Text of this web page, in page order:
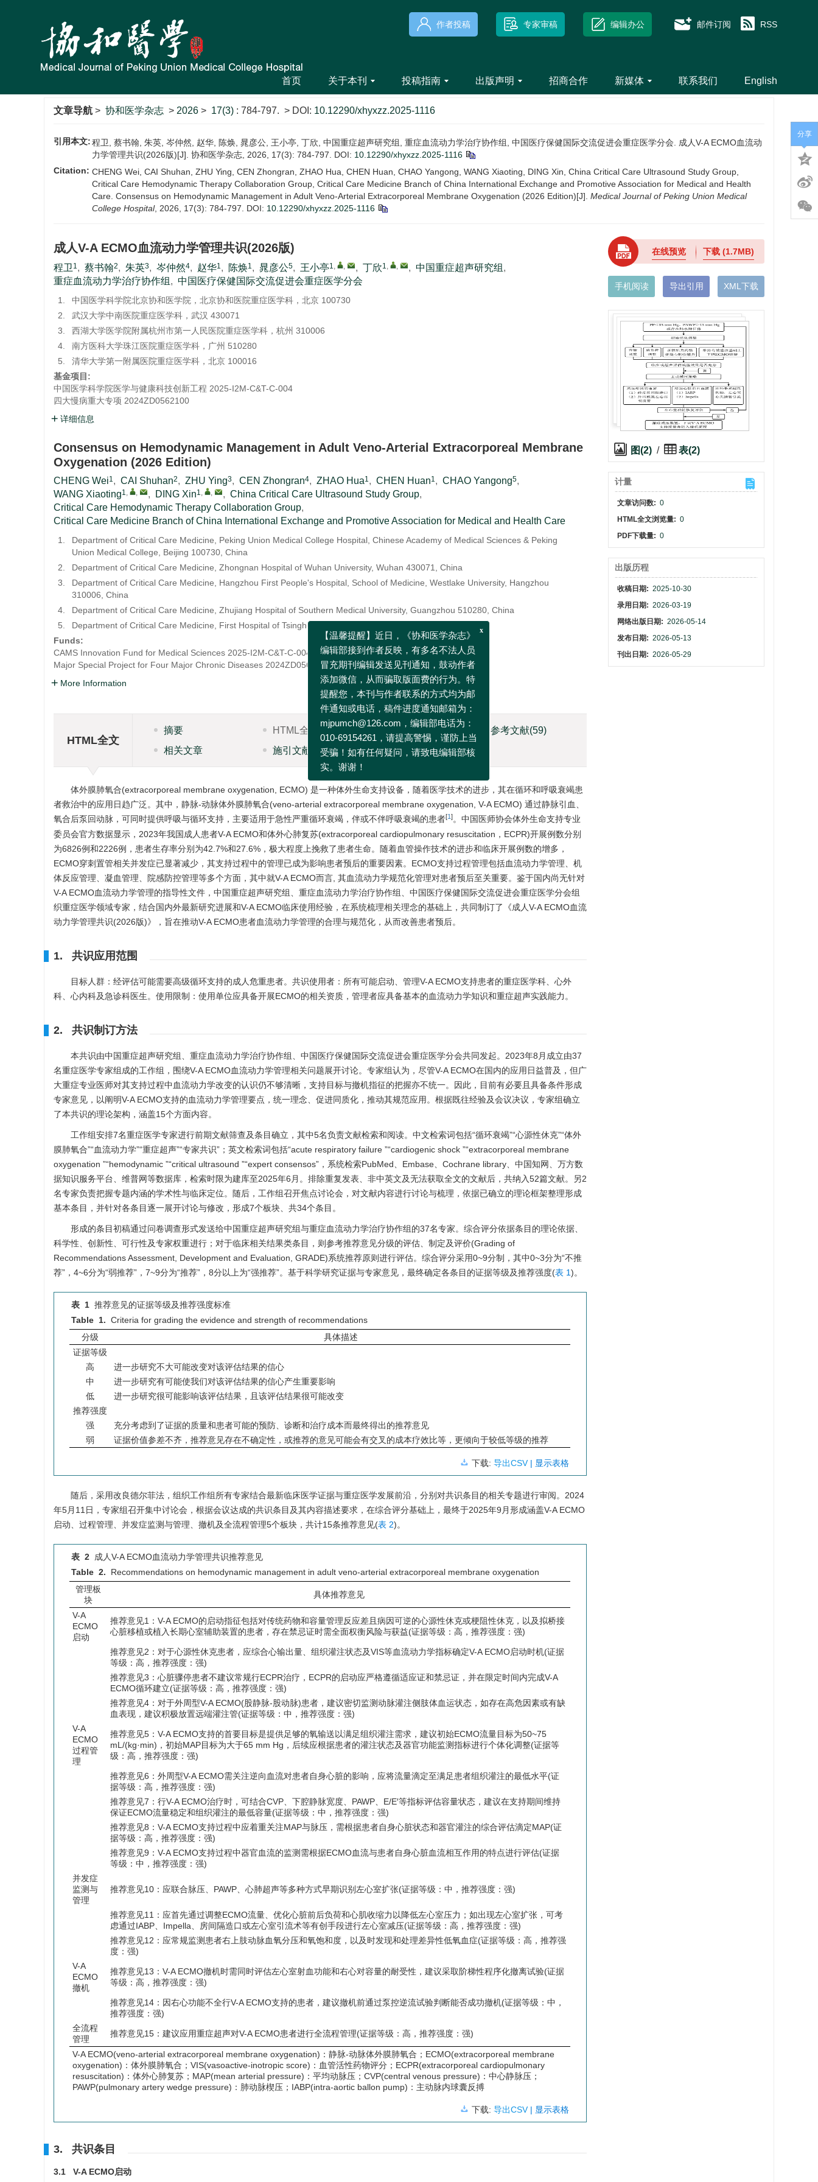
作者投稿 专家审稿 编辑办公 邮件订阅 RSS
首页 关于本刊 投稿指南 出版声明 招商合作 新媒体 联系我们 English
文章导航 > 协和医学杂志 > 2026 > 17(3) : 784-797. > DOI: 10.12290/xhyxzz.2025-1116
引用本文:程卫, 蔡书翰, 朱英, 岑仲然, 赵华, 陈焕, 晁彦公, 王小亭, 丁欣, 中国重症超声研究组, 重症血流动力学治疗协作组, 中国医疗保健国际交流促进会重症医学分会. 成人V-A ECMO血流动
力学管理共识(2026版)[J]. 协和医学杂志, 2026, 17(3): 784-797. DOI: 10.12290/xhyxzz.2025-1116
Citation: CHENG Wei, CAI Shuhan, ZHU Ying, CEN Zhongran, ZHAO Hua, CHEN Huan, CHAO Yangong, WANG Xiaoting, DING Xin, China Critical Care Ultrasound Study Group,
Critical Care Hemodynamic Therapy Collaboration Group, Critical Care Medicine Branch of China International Exchange and Promotive Association for Medical and Health
Care. Consensus on Hemodynamic Management in Adult Veno-Arterial Extracorporeal Membrane Oxygenation (2026 Edition)[J]. Medical Journal of Peking Union Medical
College Hospital, 2026, 17(3): 784-797. DOI: 10.12290/xhyxzz.2025-1116
成人V-A ECMO血流动力学管理共识(2026版)
程卫 1, 蔡书翰2, 朱英3, 岑仲然4, 赵华1, 陈焕1, 晁彦公5, 王小亭1, , , 丁欣1, , , 中国重症超声研究组 ,
重症血流动力学治疗协作组 , 中国医疗保健国际交流促进会重症医学分会
1.
中国医学科学院北京协和医学院，北京协和医院重症医学科，北京 100730
2.
武汉大学中南医院重症医学科，武汉 430071
3.
西湖大学医学院附属杭州市第一人民医院重症医学科，杭州 310006
4.
南方医科大学珠江医院重症医学科，广州 510280
5.
清华大学第一附属医院重症医学科，北京 100016
基金项目:
中国医学科学院医学与健康科技创新工程 2025-I2M-C&T-C-004
四大慢病重大专项 2024ZD0562100
详细信息
Consensus on Hemodynamic Management in Adult Veno-Arterial Extracorporeal Membrane
Oxygenation (2026 Edition)
CHENG Wei1, CAI Shuhan2, ZHU Ying3, CEN Zhongran4, ZHAO Hua1, CHEN Huan1, CHAO Yangong5,
WANG Xiaoting1, , , DING Xin1, , , China Critical Care Ultrasound Study Group,
Critical Care Hemodynamic Therapy Collaboration Group,
Critical Care Medicine Branch of China International Exchange and Promotive Association for Medical and Health Care
1.
Department of Critical Care Medicine, Peking Union Medical College Hospital, Chinese Academy of Medical Sciences & Peking
Union Medical College, Beijing 100730, China
2.
Department of Critical Care Medicine, Zhongnan Hospital of Wuhan University, Wuhan 430071, China
3.
Department of Critical Care Medicine, Hangzhou First People's Hospital, School of Medicine, Westlake University, Hangzhou
310006, China
4.
Department of Critical Care Medicine, Zhujiang Hospital of Southern Medical University, Guangzhou 510280, China
5.
Department of Critical Care Medicine, First Hospital of Tsinghua University, Beijing 100016, China
Funds:
CAMS Innovation Fund for Medical Sciences 2025-I2M-C&T-C-004
Major Special Project for Four Major Chronic Diseases 2024ZD0562100
More Information
HTML全文
摘要 HTML全文 (2)表(2) 参考文献(59)
相关文章
施引文献 资源附件(0)
体外膜肺氧合(extracorporeal membrane oxygenation, ECMO) 是一种体外生命支持设备，随着医学技术的进步，其在循环和呼吸衰竭患
者救治中的应用日趋广泛。其中，静脉-动脉体外膜肺氧合(veno-arterial extracorporeal membrane oxygenation, V-A ECMO) 通过静脉引血、
氧合后泵回动脉，可同时提供呼吸与循环支持，主要适用于急性严重循环衰竭，伴或不伴呼吸衰竭的患者[1]。中国医师协会体外生命支持专业
委员会官方数据显示，2023年我国成人患者V-A ECMO和体外心肺复苏(extracorporeal cardiopulmonary resuscitation，ECPR)开展例数分别
为6826例和2226例，患者生存率分别为42.7%和27.6%，极大程度上挽救了患者生命。随着血管操作技术的进步和临床开展例数的增多，
ECMO穿刺置管相关并发症已显著减少，其支持过程中的管理已成为影响患者预后的重要因素。ECMO支持过程管理包括血流动力学管理、机
体反应管理、凝血管理、院感防控管理等多个方面，其中就V-A ECMO而言, 其血流动力学规范化管理对患者预后至关重要。鉴于国内尚无针对
V-A ECMO血流动力学管理的指导性文件，中国重症超声研究组、重症血流动力学治疗协作组、中国医疗保健国际交流促进会重症医学分会组
织重症医学领域专家，结合国内外最新研究进展和V-A ECMO临床使用经验，在系统梳理相关理念的基础上，共同制订了《成人V-A ECMO血流
动力学管理共识(2026版)》，旨在推动V-A ECMO患者血流动力学管理的合理与规范化，从而改善患者预后。
1. 共识应用范围
目标人群：经评估可能需要高级循环支持的成人危重患者。共识使用者：所有可能启动、管理V-A ECMO支持患者的重症医学科、心外
科、心内科及急诊科医生。使用限制：使用单位应具备开展ECMO的相关资质，管理者应具备基本的血流动力学知识和重症超声实践能力。
2. 共识制订方法
本共识由中国重症超声研究组、重症血流动力学治疗协作组、中国医疗保健国际交流促进会重症医学分会共同发起。2023年8月成立由37
名重症医学专家组成的工作组，围绕V-A ECMO血流动力学管理相关问题展开讨论。专家组认为，尽管V-A ECMO在国内的应用日益普及，但广
大重症专业医师对其支持过程中血流动力学改变的认识仍不够清晰，支持目标与撤机指征的把握亦不统一。因此，目前有必要且具备条件形成
专家意见，以阐明V-A ECMO支持的血流动力学管理要点，统一理念、促进同质化，推动其规范应用。根据既往经验及会议决议，专家组确立
了本共识的理论架构，涵盖15个方面内容。
工作组安排7名重症医学专家进行前期文献筛查及条目确立，其中5名负责文献检索和阅读。中文检索词包括“循环衰竭”“心源性休克”“体外
膜肺氧合”“血流动力学”“重症超声”“专家共识”；英文检索词包括“acute respiratory failure ”“cardiogenic shock ”“extracorporeal membrane
oxygenation ”“hemodynamic ”“critical ultrasound ”“expert consensos”，系统检索PubMed、Embase、Cochrane library、中国知网、万方数
据知识服务平台、维普网等数据库，检索时限为建库至2025年6月。排除重复发表、非中英文及无法获取全文的文献后，共纳入52篇文献。另2
名专家负责把握专题内涵的学术性与临床定位。随后，工作组召开焦点讨论会，对文献内容进行讨论与梳理，依据已确立的理论框架整理形成
基本条目，并针对各条目逐一展开讨论与修改，形成7个板块、共34个条目。
形成的条目初稿通过问卷调查形式发送给中国重症超声研究组与重症血流动力学治疗协作组的37名专家。综合评分依据条目的理论依据、
科学性、创新性、可行性及专家权重进行；对于临床相关结果类条目，则参考推荐意见分级的评估、制定及评价(Grading of
Recommendations Assessment, Development and Evaluation, GRADE)系统推荐原则进行评估。综合评分采用0~9分制，其中0~3分为“不推
荐”，4~6分为“弱推荐”，7~9分为“推荐”，8分以上为“强推荐”。基于科学研究证据与专家意见，最终确定各条目的证据等级及推荐强度(表 1)。
表 1 推荐意见的证据等级及推荐强度标准
Table 1. Criteria for grading the evidence and strength of recommendations
分级
具体描述
证据等级
高
进一步研究不大可能改变对该评估结果的信心
中
进一步研究有可能使我们对该评估结果的信心产生重要影响
低
进一步研究很可能影响该评估结果，且该评估结果很可能改变
推荐强度
强
充分考虑到了证据的质量和患者可能的预防、诊断和治疗成本而最终得出的推荐意见
弱
证据价值参差不齐，推荐意见存在不确定性，或推荐的意见可能会有交叉的成本疗效比等，更倾向于较低等级的推荐
下载: 导出CSV | 显示表格
随后，采用改良德尔菲法，组织工作组所有专家结合最新临床医学证据与重症医学发展前沿，分别对共识条目的相关专题进行审阅。2024
年5月11日，专家组召开集中讨论会，根据会议达成的共识条目及其内容描述要求，在综合评分基础上，最终于2025年9月形成涵盖V-A ECMO
启动、过程管理、并发症监测与管理、撤机及全流程管理5个板块，共计15条推荐意见(表 2)。
表 2 成人V-A ECMO血流动力学管理共识推荐意见
Table 2.
Recommendations on hemodynamic management in adult veno-arterial extracorporeal membrane oxygenation
管理板
块
具体推荐意见
V-A
ECMO
启动
推荐意见1：V-A ECMO的启动指征包括对传统药物和容量管理反应差且病因可逆的心源性休克或梗阻性休克，以及拟桥接
心脏移植或植入长期心室辅助装置的患者，存在禁忌证时需全面权衡风险与获益(证据等级：高，推荐强度：强)
推荐意见2：对于心源性休克患者，应综合心输出量、组织灌注状态及VIS等血流动力学指标确定V-A ECMO启动时机(证据
等级：高，推荐强度：强)
推荐意见3：心脏骤停患者不建议常规行ECPR治疗，ECPR的启动应严格遵循适应证和禁忌证，并在限定时间内完成V-A
ECMO循环建立(证据等级：高，推荐强度：强)
推荐意见4：对于外周型V-A ECMO(股静脉-股动脉)患者，建议密切监测动脉灌注侧肢体血运状态，如存在高危因素或有缺
血表现，建议积极放置远端灌注管(证据等级：中，推荐强度：强)
V-A
ECMO
过程管
理
推荐意见5：V-A ECMO支持的首要目标是提供足够的氧输送以满足组织灌注需求，建议初始ECMO流量目标为50~75
mL/(kg·min)，初始MAP目标为大于65 mm Hg，后续应根据患者的灌注状态及器官功能监测指标进行个体化调整(证据等
级：高，推荐强度：强)
推荐意见6：外周型V-A ECMO需关注逆向血流对患者自身心脏的影响，应将流量滴定至满足患者组织灌注的最低水平(证
据等级：高，推荐强度：强)
推荐意见7：行V-A ECMO治疗时，可结合CVP、下腔静脉宽度、PAWP、E/E′等指标评估容量状态，建议在支持期间维持
保证ECMO流量稳定和组织灌注的最低容量(证据等级：中，推荐强度：强)
推荐意见8：V-A ECMO支持过程中应着重关注MAP与脉压，需根据患者自身心脏状态和器官灌注的综合评估滴定MAP(证
据等级：高，推荐强度：强)
推荐意见9：V-A ECMO支持过程中器官血流的监测需根据ECMO血流与患者自身心脏血流相互作用的特点进行评估(证据
等级：中，推荐强度：强)
并发症
监测与
管理
推荐意见10：应联合脉压、PAWP、心肺超声等多种方式早期识别左心室扩张(证据等级：中，推荐强度：强)
推荐意见11：应首先通过调整ECMO流量、优化心脏前后负荷和心肌收缩力以降低左心室压力；如出现左心室扩张，可考
虑通过IABP、Impella、房间隔造口或左心室引流术等有创手段进行左心室减压(证据等级：高，推荐强度：强)
推荐意见12：应常规监测患者右上肢动脉血氧分压和氧饱和度，以及时发现和处理差异性低氧血症(证据等级：高，推荐强
度：强)
V-A
ECMO
撤机
推荐意见13：V-A ECMO撤机时需同时评估左心室射血功能和右心对容量的耐受性，建议采取阶梯性程序化撤离试验(证据
等级：高，推荐强度：强)
推荐意见14：因右心功能不全行V-A ECMO支持的患者，建议撤机前通过泵控逆流试验判断能否成功撤机(证据等级：中，
推荐强度：强)
全流程
管理
推荐意见15：建议应用重症超声对V-A ECMO患者进行全流程管理(证据等级：高，推荐强度：强)
V-A ECMO(veno-arterial extracorporeal membrane oxygenation)：静脉-动脉体外膜肺氧合；ECMO(extracorporeal membrane
oxygenation)：体外膜肺氧合；VIS(vasoactive-inotropic score)：血管活性药物评分；ECPR(extracorporeal cardiopulmonary
resuscitation)：体外心肺复苏；MAP(mean arterial pressure)：平均动脉压；CVP(central venous pressure)：中心静脉压；
PAWP(pulmonary artery wedge pressure)：肺动脉楔压；IABP(intra-aortic ballon pump)：主动脉内球囊反搏
下载: 导出CSV | 显示表格
3. 共识条目
3.1 V-A ECMO启动
在线预览 下载(1.7MB)
手机阅读 导出引用 XML下载
图(2) / 表(2)
计量
文章访问数: 0
HTML全文浏览量: 0
PDF下载量: 0
出版历程
收稿日期: 2025-10-30
录用日期: 2026-03-19
网络出版日期: 2026-05-14
发布日期: 2026-05-13
刊出日期: 2026-05-29
分享
【温馨提醒】近日，《协和医学杂志》
编辑部接到作者反映，有多名不法人员
冒充期刊编辑发送见刊通知，鼓动作者
添加微信，从而骗取版面费的行为。特
提醒您，本刊与作者联系的方式均为邮
件通知或电话，稿件进度通知邮箱为：
mjpumch@126.com，编辑部电话为：
010-69154261，请提高警惕，谨防上当
受骗！如有任何疑问，请致电编辑部核
实。谢谢！